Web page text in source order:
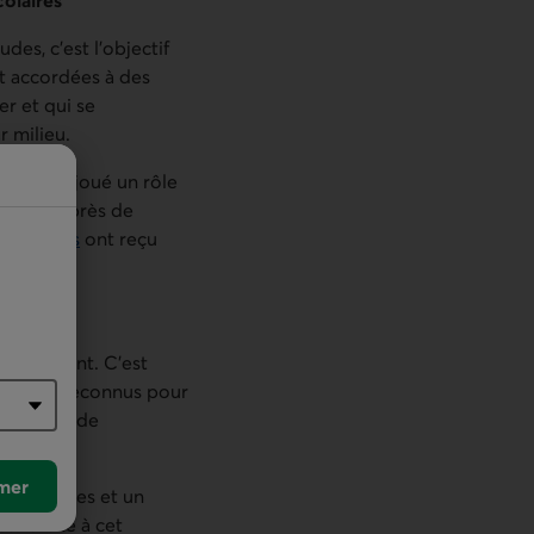
c’est l’objectif
accordées à des
et qui se
milieu.
a joué un rôle
total, près de
31 mars ont reçu
C’est
reconnus pour
réseau de
:
et un
Grâce à cet